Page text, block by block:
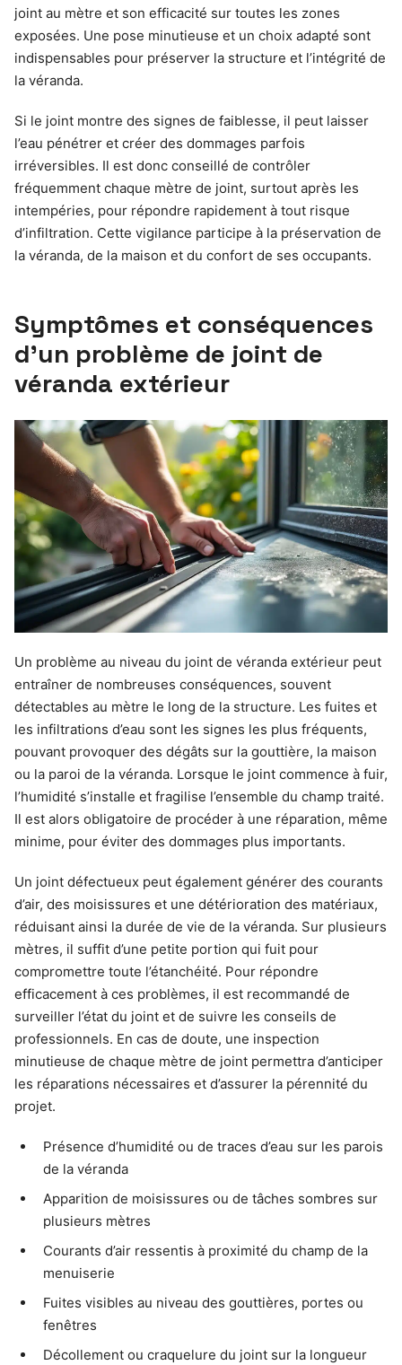
joint au mètre et son efficacité sur toutes les zones
exposées. Une pose minutieuse et un choix adapté sont
indispensables pour préserver la structure et l’intégrité de
la véranda.
Si le joint montre des signes de faiblesse, il peut laisser
l’eau pénétrer et créer des dommages parfois
irréversibles. Il est donc conseillé de contrôler
fréquemment chaque mètre de joint, surtout après les
intempéries, pour répondre rapidement à tout risque
d’infiltration. Cette vigilance participe à la préservation de
la véranda, de la maison et du confort de ses occupants.
Symptômes et conséquences
d’un problème de joint de
véranda extérieur
Un problème au niveau du joint de véranda extérieur peut
entraîner de nombreuses conséquences, souvent
détectables au mètre le long de la structure. Les fuites et
les infiltrations d’eau sont les signes les plus fréquents,
pouvant provoquer des dégâts sur la gouttière, la maison
ou la paroi de la véranda. Lorsque le joint commence à fuir,
l’humidité s’installe et fragilise l’ensemble du champ traité.
Il est alors obligatoire de procéder à une réparation, même
minime, pour éviter des dommages plus importants.
Un joint défectueux peut également générer des courants
d’air, des moisissures et une détérioration des matériaux,
réduisant ainsi la durée de vie de la véranda. Sur plusieurs
mètres, il suffit d’une petite portion qui fuit pour
compromettre toute l’étanchéité. Pour répondre
efficacement à ces problèmes, il est recommandé de
surveiller l’état du joint et de suivre les conseils de
professionnels. En cas de doute, une inspection
minutieuse de chaque mètre de joint permettra d’anticiper
les réparations nécessaires et d’assurer la pérennité du
projet.
Présence d’humidité ou de traces d’eau sur les parois
de la véranda
Apparition de moisissures ou de tâches sombres sur
plusieurs mètres
Courants d’air ressentis à proximité du champ de la
menuiserie
Fuites visibles au niveau des gouttières, portes ou
fenêtres
Décollement ou craquelure du joint sur la longueur